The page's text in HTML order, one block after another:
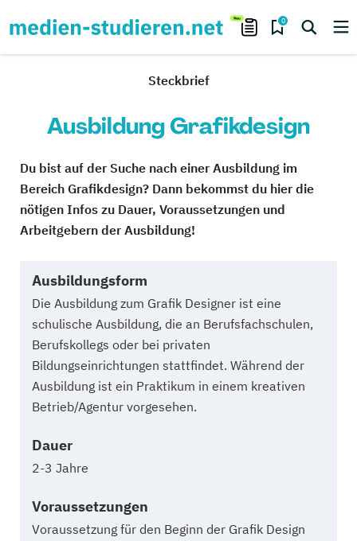
0
Steckbrief
Ausbildung Grafikdesign
Du bist auf der Suche nach einer Ausbildung im
Bereich Grafikdesign? Dann bekommst du hier die
nötigen Infos zu Dauer, Voraussetzungen und
Arbeitgebern der Ausbildung!
Ausbildungsform
Die Ausbildung zum Grafik Designer ist eine
schulische Ausbildung, die an Berufsfachschulen,
Berufskollegs oder bei privaten
Bildungseinrichtungen stattfindet. Während der
Ausbildung ist ein Praktikum in einem kreativen
Betrieb/Agentur vorgesehen.
Dauer
2-3 Jahre
Voraussetzungen
Voraussetzung für den Beginn der Grafik Design